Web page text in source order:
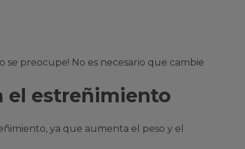
se preocupe! No es necesario que cambie
el estreñimiento
ya que aumenta el peso y el